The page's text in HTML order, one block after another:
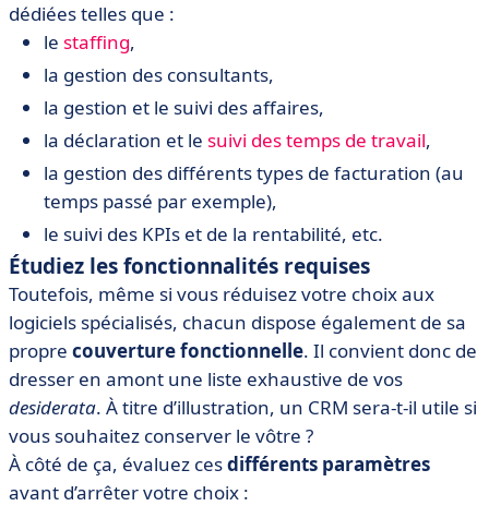
dédiées telles que :
le staffing,
la gestion des consultants,
la gestion et le suivi des affaires,
la déclaration et le suivi des temps de travail,
la gestion des différents types de facturation (au
temps passé par exemple),
le suivi des KPIs et de la rentabilité, etc.
Étudiez les fonctionnalités requises
Toutefois, même si vous réduisez votre choix aux
logiciels spécialisés, chacun dispose également de sa
propre couverture fonctionnelle. Il convient donc de
dresser en amont une liste exhaustive de vos
desiderata. À titre d’illustration, un CRM sera-t-il utile si
vous souhaitez conserver le vôtre ?
À côté de ça, évaluez cesdifférents paramètres
avant d’arrêter votre choix :